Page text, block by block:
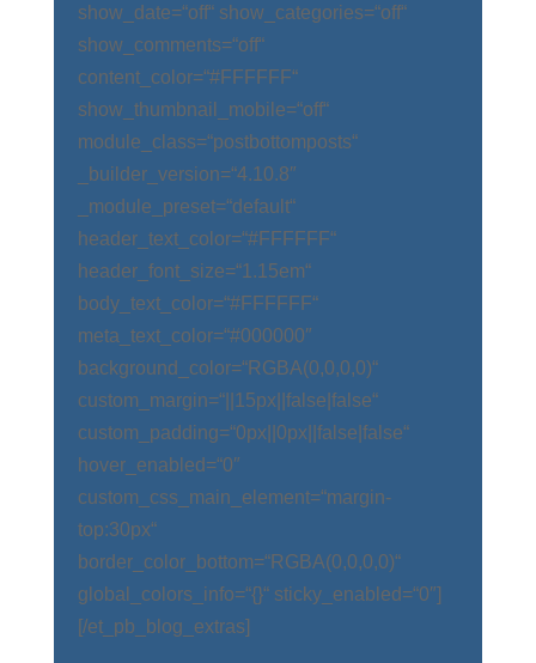
show_date=“off“ show_categories=“off“
show_comments=“off“
content_color=“#FFFFFF“
show_thumbnail_mobile=“off“
module_class=“postbottomposts“
_builder_version=“4.10.8″
_module_preset=“default“
header_text_color=“#FFFFFF“
header_font_size=“1.15em“
body_text_color=“#FFFFFF“
meta_text_color=“#000000″
background_color=“RGBA(0,0,0,0)“
custom_margin=“||15px||false|false“
custom_padding=“0px||0px||false|false“
hover_enabled=“0″
custom_css_main_element=“margin-
top:30px“
border_color_bottom=“RGBA(0,0,0,0)“
global_colors_info=“{}“ sticky_enabled=“0″]
[/et_pb_blog_extras]